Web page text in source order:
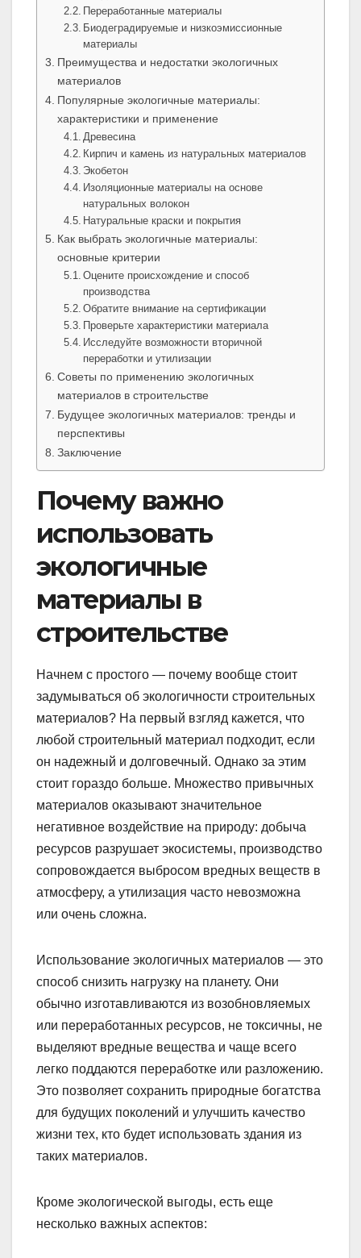
Переработанные материалы
Биодеградируемые и низкоэмиссионные
материалы
Преимущества и недостатки экологичных
материалов
Популярные экологичные материалы:
характеристики и применение
Древесина
Кирпич и камень из натуральных материалов
Экобетон
Изоляционные материалы на основе
натуральных волокон
Натуральные краски и покрытия
Как выбрать экологичные материалы:
основные критерии
Оцените происхождение и способ
производства
Обратите внимание на сертификации
Проверьте характеристики материала
Исследуйте возможности вторичной
переработки и утилизации
Советы по применению экологичных
материалов в строительстве
Будущее экологичных материалов: тренды и
перспективы
Заключение
Почему важно
использовать
экологичные
материалы в
строительстве
Начнем с простого — почему вообще стоит
задумываться об экологичности строительных
материалов? На первый взгляд кажется, что
любой строительный материал подходит, если
он надежный и долговечный. Однако за этим
стоит гораздо больше. Множество привычных
материалов оказывают значительное
негативное воздействие на природу: добыча
ресурсов разрушает экосистемы, производство
сопровождается выбросом вредных веществ в
атмосферу, а утилизация часто невозможна
или очень сложна.
Использование экологичных материалов — это
способ снизить нагрузку на планету. Они
обычно изготавливаются из возобновляемых
или переработанных ресурсов, не токсичны, не
выделяют вредные вещества и чаще всего
легко поддаются переработке или разложению.
Это позволяет сохранить природные богатства
для будущих поколений и улучшить качество
жизни тех, кто будет использовать здания из
таких материалов.
Кроме экологической выгоды, есть еще
несколько важных аспектов: